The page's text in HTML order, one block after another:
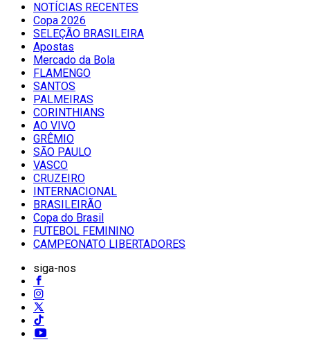
NOTÍCIAS RECENTES
Copa 2026
SELEÇÃO BRASILEIRA
Apostas
Mercado da Bola
FLAMENGO
SANTOS
PALMEIRAS
CORINTHIANS
AO VIVO
GRÊMIO
SĀO PAULO
VASCO
CRUZEIRO
INTERNACIONAL
BRASILEIRÃO
Copa do Brasil
FUTEBOL FEMININO
CAMPEONATO LIBERTADORES
siga-nos